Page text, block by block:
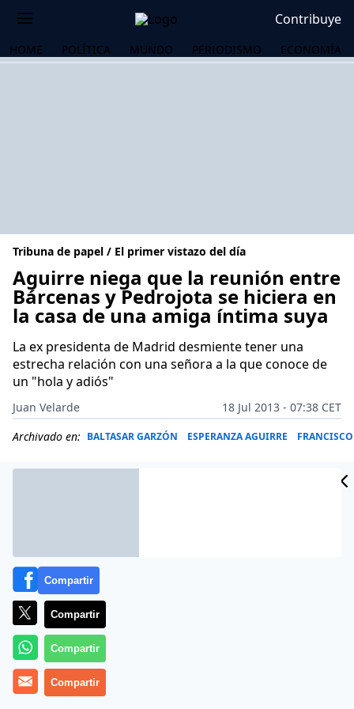
Contribuye
HOME POLÍTICA MUNDO PERIODISMO ECONOMÍA
Tribuna de papel / El primer vistazo del día
Aguirre niega que la reunión entre
Bárcenas y Pedrojota se hiciera en
la casa de una amiga íntima suya
La ex presidenta de Madrid desmiente tener una
estrecha relación con una señora a la que conoce de
un "hola y adiós"
Juan Velarde
18 Jul 2013 - 07:38 CET
Archivado en: BALTASAR GARZÓN ESPERANZA AGUIRRE
Un día más, lo sabemos, hay que volver a referirse a
Compartir
Compartir
Compartir
Compartir